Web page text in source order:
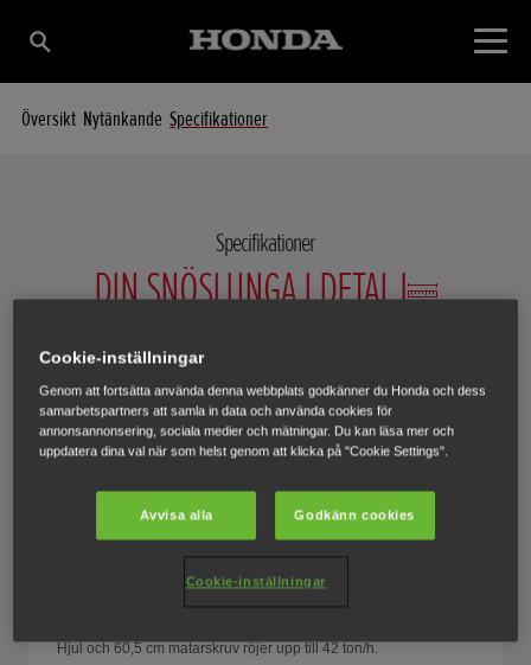
Översikt Nytänkande Specifikationer
Specifikationer
DIN SNÖSLUNGA I DETALJ
Välj en snöslunga för att se specifikationerna.
HSS 760A EW
44 590 kr
Hjul och 60,5 cm matarskruv röjer upp till 42 ton/h.
Cookie-inställningar
Genom att fortsätta använda denna webbplats godkänner du Honda och dess
samarbetspartners att samla in data och använda cookies för
annonsannonsering, sociala medier och mätningar. Du kan läsa mer och
uppdatera dina val när som helst genom att klicka på "Cookie Settings".
Avvisa alla Godkänn cookies
Cookie-inställningar